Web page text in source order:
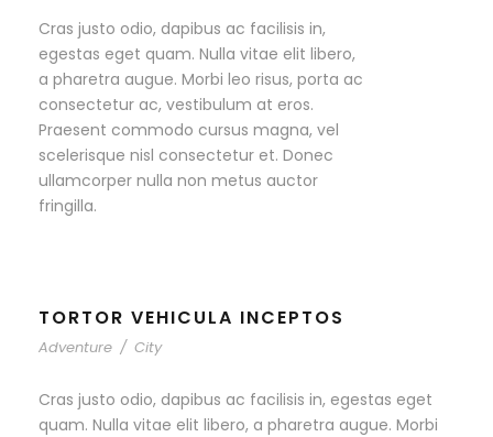
Cras justo odio, dapibus ac facilisis in,
egestas eget quam. Nulla vitae elit libero,
a pharetra augue. Morbi leo risus, porta ac
consectetur ac, vestibulum at eros.
Praesent commodo cursus magna, vel
scelerisque nisl consectetur et. Donec
ullamcorper nulla non metus auctor
fringilla.
TORTOR VEHICULA INCEPTOS
Adventure / City
Cras justo odio, dapibus ac facilisis in, egestas eget
quam. Nulla vitae elit libero, a pharetra augue. Morbi